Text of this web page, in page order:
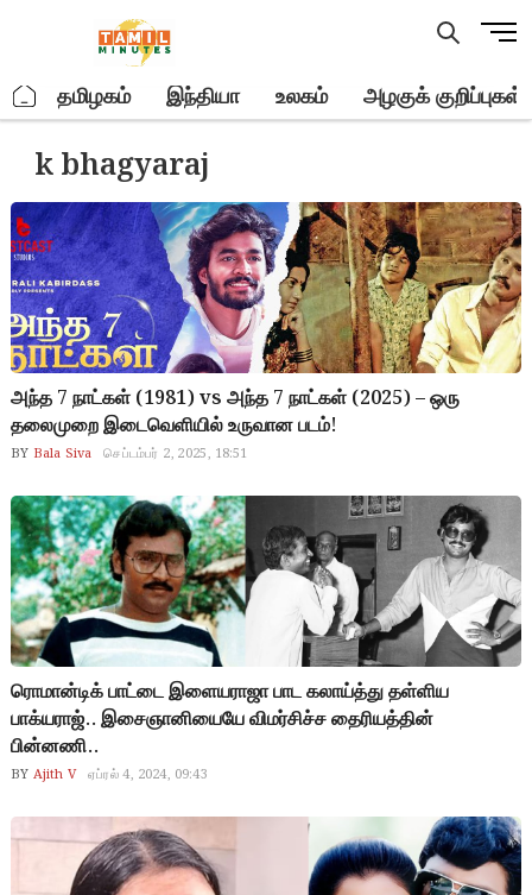
M
u
t
o
n
. தமிழகம் இந்தியா உலகம் அழகுக் குறிப்புகள்
k bhagyaraj
அந்த 7 நாட்கள் (1981) vs அந்த 7 நாட்கள் (2025) – ஒரு
தலைமுறை இடைவெளியில் உருவான படம்!
BY Bala Siva செப்டம்பர் 2, 2025, 18:51
ரொமான்டிக் பாட்டை இளையராஜா பாட கலாய்த்து தள்ளிய
பாக்யராஜ்.. இசைஞானியையே விமர்சிச்ச தைரியத்தின்
பின்னணி..
BY Ajith V ஏப்ரல் 4, 2024, 09:43